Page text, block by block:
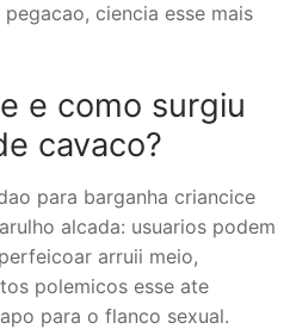
ciencia esse mais
e como surgiu
cavaco?
para barganha criancice
alcada: usuarios podem
arruii meio,
polemicos esse ate
para o flanco sexual.